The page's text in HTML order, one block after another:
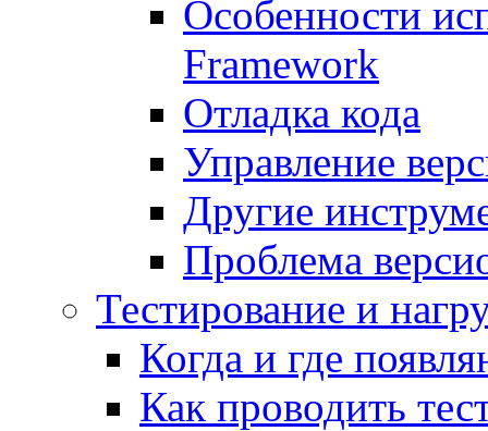
Особенности
Framework
Отладка кода
Управление
Другие
Проблема
Тестирование и
Когда и где
Как проводить